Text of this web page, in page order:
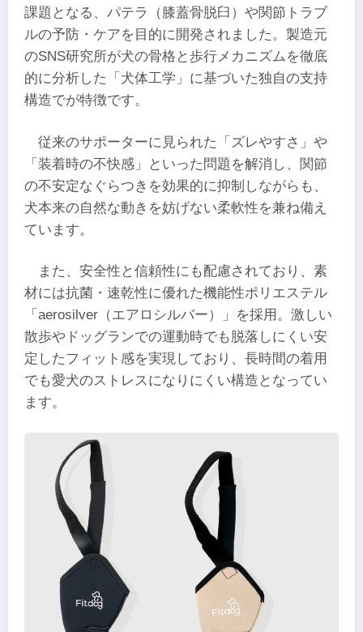
課題となる、パテラ（膝蓋骨脱臼）や関節トラブ
ルの予防・ケアを目的に開発されました。製造元
のSNS研究所が犬の骨格と歩行メカニズムを徹底
的に分析した「犬体工学」に基づいた独自の支持
構造でが特徴です。
従来のサポーターに見られた「ズレやすさ」や
「装着時の不快感」といった問題を解消し、関節
の不安定なぐらつきを効果的に抑制しながらも、
犬本来の自然な動きを妨げない柔軟性を兼ね備え
ています。
また、安全性と信頼性にも配慮されており、素
材には抗菌・速乾性に優れた機能性ポリエステル
「aerosilver（エアロシルバー）」を採用。激しい
散歩やドッグランでの運動時でも脱落しにくい安
定したフィット感を実現しており、長時間の着用
でも愛犬のストレスになりにくい構造となってい
ます。